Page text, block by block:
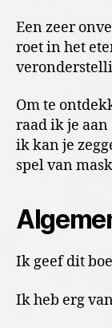
Een zeer
roet in het
Om te
raad ik je aan
ik kan je
spel van
Ik geef dit
Ik heb erg